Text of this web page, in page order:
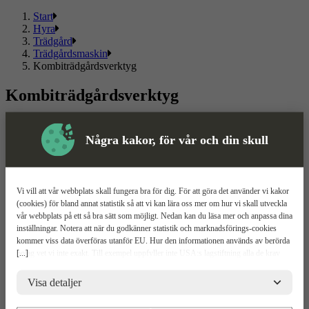
Några kakor, för vår och din skull
[...]
Vi vill att vår webbplats skall fungera bra för dig. För att göra det använder vi kakor
(cookies) för bland annat statistik så att vi kan lära oss mer om hur vi skall utveckla
vår webbplats på ett så bra sätt som möjligt. Nedan kan du läsa mer och anpassa dina
inställningar. Notera att när du godkänner statistik och marknadsförings-cookies
kommer viss data överföras utanför EU. Hur den informationen används av berörda
bolag vet vi inte exakt. Till exempel uppfyller inte USA:s lagstiftning alla de krav
risker för dina personuppgifter. De berörda bolagen måste lämna över uppgifter till
brottsbekämpande myndigheter i USA om de får en sådan begäran. Det kan dock
Visa detaljer
Start
Hyra
Trädgård
Trädgårdsmaskin
Kombiträdgårdsverktyg
Kombiträdgårdsverktyg
Här hittar dukombiträdgårdsverktyg
både privat och proffs.
Om ToolPal
Om oss
5 enkla steg
Bli kund
Vattenrening
ToolPal To Go